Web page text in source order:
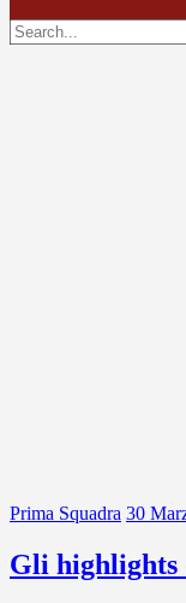
Prima Squadra 30
Gli highlights